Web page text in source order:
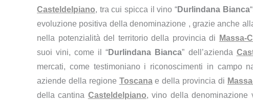
Casteldelpiano, tra cui spicca il vino “Durlindana Bianca
evoluzione positiva della denominazione , grazie anche
nella potenzialità del territorio della provincia di
Massa-
suoi vini, come il “Durlindana Bianca” dell’azienda
mercati, come testimoniano i riconoscimenti in campo
aziende della regione Toscanae della provincia di
della cantina Casteldelpiano, vino della denominazione